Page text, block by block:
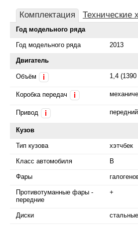
Комплектация Технические
Год модельного ряда
Год модельного ряда 2013
Двигатель
Объём 1,4
Коробка передач
Привод передний
Кузов
Тип кузова хэтчбек
Класс автомобиля B
Фары
Противотуманные фары -
передние
+
Диски стальные